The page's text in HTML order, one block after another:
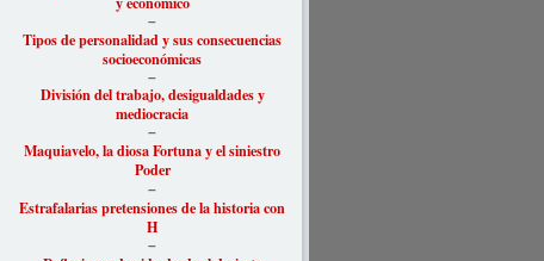
–
Tipos de personalidad y sus consecuencias
socioeconómicas
–
División del trabajo, desigualdades y
mediocracia
–
Maquiavelo, la diosa Fortuna y el siniestro
Poder
–
Estrafalarias pretensiones de la historia con
H
–